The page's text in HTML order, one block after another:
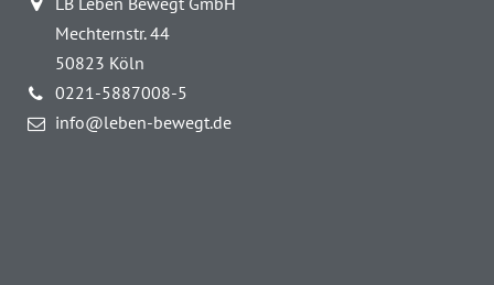
Mechternstr. 44
50823 Köln
0221-5887008-5
info@leben-bewegt.de